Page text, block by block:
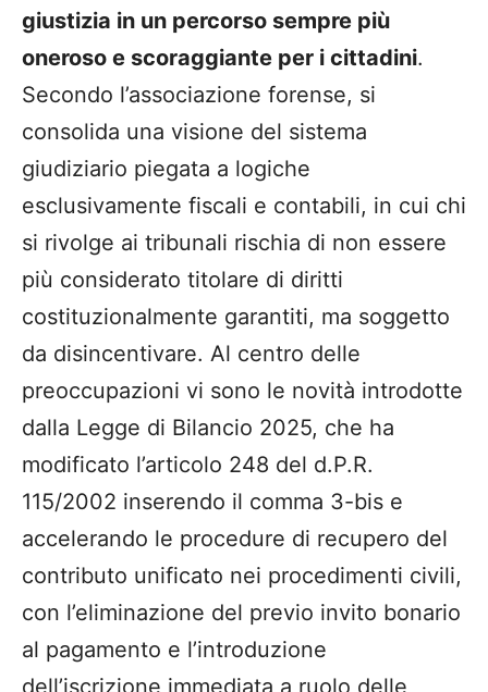
giustizia in un percorso sempre più
oneroso e scoraggiante per i cittadini.
Secondo l’associazione forense, si
consolida una visione del sistema
giudiziario piegata a logiche
esclusivamente fiscali e contabili, in cui chi
si rivolge ai tribunali rischia di non essere
più considerato titolare di diritti
costituzionalmente garantiti, ma soggetto
da disincentivare. Al centro delle
preoccupazioni vi sono le novità introdotte
dalla Legge di Bilancio 2025, che ha
modificato l’articolo 248 del d.P.R.
115/2002 inserendo il comma 3-bis e
accelerando le procedure di recupero del
contributo unificato nei procedimenti civili,
con l’eliminazione del previo invito bonario
al pagamento e l’introduzione
dell’iscrizione immediata a ruolo delle